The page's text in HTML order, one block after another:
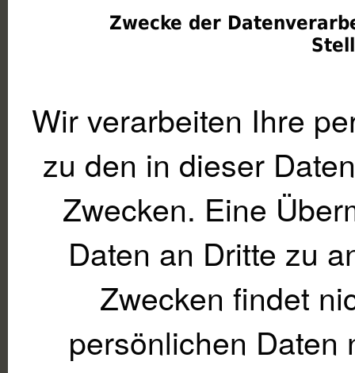
Zwecke der
Wir verarbeiten Ihre
zu den in dieser
Zwecken. Eine
Daten an Dritte zu
Zwecken findet
persönlichen Daten